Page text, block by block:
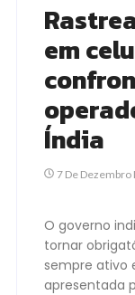
em
Índia
7 De Dezembro
O governo
tornar
sempre ativo
apresentada